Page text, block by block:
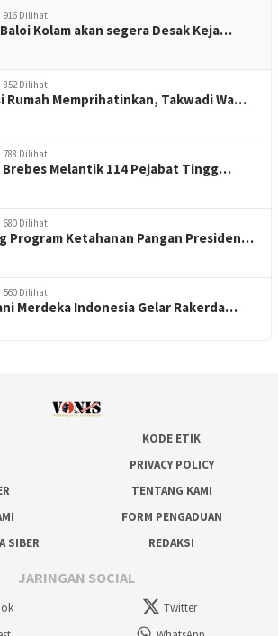
916 Dilihat
Kolam akan segera Desak Keja…
852 Dilihat
Rumah Memprihatinkan, Takwadi Wa…
788 Dilihat
Melantik 114 Pejabat Tingg…
680 Dilihat
Program Ketahanan Pangan Presiden…
560 Dilihat
Merdeka Indonesia Gelar Rakerda…
KODE ETIK
PRIVACY POLICY
TENTANG KAMI
FORM PENGADUAN
SIBER
REDAKSI
JARINGAN SOCIAL
Twitter